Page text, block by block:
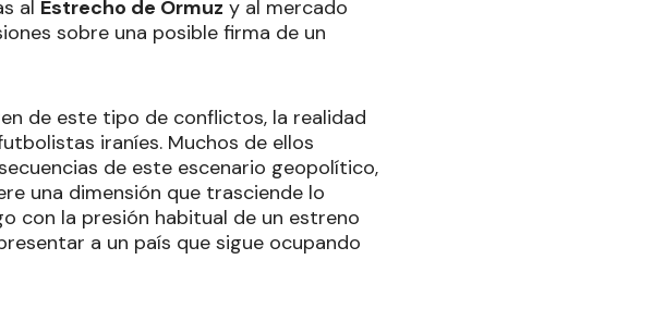
al Estrecho de Ormuz y al mercado
sobre una posible firma de un
de este tipo de conflictos, la realidad
iraníes. Muchos de ellos
de este escenario geopolítico,
una dimensión que trasciende lo
con la presión habitual de un estreno
a un país que sigue ocupando